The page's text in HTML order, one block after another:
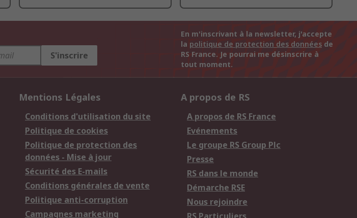
S'inscrire
En m'inscrivant à la newsletter, j'accepte
la politique de protection des données de
RS France. Je pourrai me désinscrire à
tout moment.
Mentions Légales
Conditions d'utilisation du site
Politique de cookies
Politique de protection des
données - Mise à jour
Sécurité des E-mails
Conditions générales de vente
Politique anti-corruption
Campagnes marketing
A propos de RS
A propos de RS France
Evénements
Le groupe RS Group Plc
Presse
RS dans le monde
Démarche RSE
Nous rejoindre